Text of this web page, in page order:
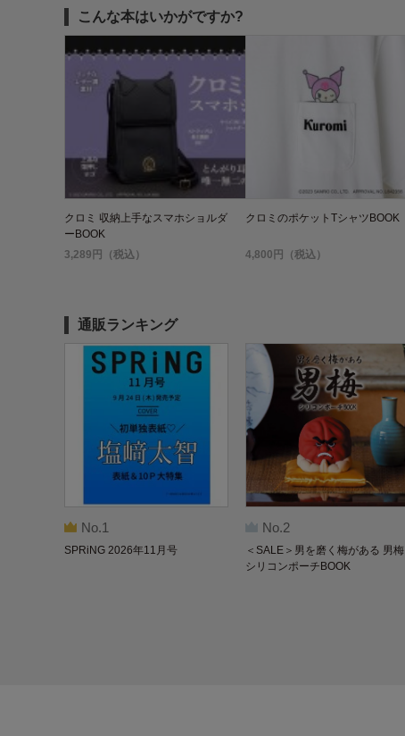
こんな本はいかがですか?
クロミ 収納上手なスマホショルダ
ーBOOK
3,289円（税込）
クロミのポケットTシャツBOOK
4,800円（税込）
通販ランキング
No.1
SPRiNG 2026年11月号
No.2
＜SALE＞男を磨く梅がある 男梅
シリコンポーチBOOK